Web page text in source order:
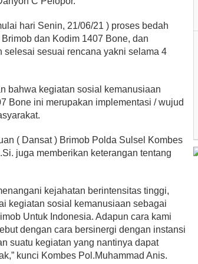
hari Senin, 21/06/21 ) proses bedah
dan Kodim 1407 Bone, dan
sesuai rencana yakni selama 4
bahwa kegiatan sosial kemanusiaan
Bone ini merupakan implementasi / wujud
( Dansat ) Brimob Polda Sulsel Kombes
juga memberikan keterangan tentang
kejahatan berintensitas tinggi,
kegiatan sosial kemanusiaan sebagai
Untuk Indonesia. Adapun cara kami
dengan cara bersinergi dengan instansi
suatu kegiatan yang nantinya dapat
kunci Kombes Pol.Muhammad Anis.